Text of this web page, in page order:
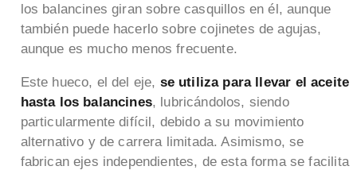
los balancines giran sobre casquillos en él, aunque
también puede hacerlo sobre cojinetes de agujas,
aunque es mucho menos frecuente.
Este hueco, el del eje, se utiliza para llevar el aceite
hasta los balancines, lubricándolos, siendo
particularmente difícil, debido a su movimiento
alternativo y de carrera limitada. Asimismo, se
fabrican ejes independientes, de esta forma se facilita